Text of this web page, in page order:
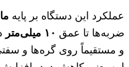
عملکرد این دستگاه بر پایه
ضربه‌ها تا عمق ۱۰ میلی‌متر
و مستقیماً روی گره‌ها و